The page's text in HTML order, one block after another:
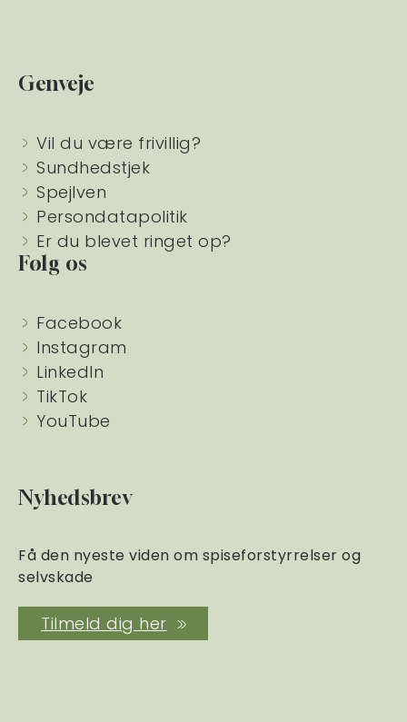
Genveje
Vil du være frivillig?
Sundhedstjek
Spejlven
Persondatapolitik
Er du blevet ringet op?
Følg os
Facebook
Instagram
LinkedIn
TikTok
YouTube
Nyhedsbrev
Få den nyeste viden om spiseforstyrrelser og
selvskade
Tilmeld dig her